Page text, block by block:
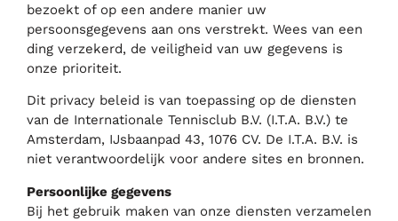
bezoekt of op een andere manier uw
persoonsgegevens aan ons verstrekt. Wees van een
ding verzekerd, de veiligheid van uw gegevens is
onze prioriteit.
Dit privacy beleid is van toepassing op de diensten
van de Internationale Tennisclub B.V. (I.T.A. B.V.) te
Amsterdam, IJsbaanpad 43, 1076 CV. De I.T.A. B.V. is
niet verantwoordelijk voor andere sites en bronnen.
Persoonlijke gegevens
Bij het gebruik maken van onze diensten verzamelen